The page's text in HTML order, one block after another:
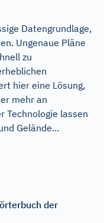
Datengrundlage,
Ungenaue Pläne
zu
hier eine Lösung,
mehr an
Technologie lassen
Gelände...
der